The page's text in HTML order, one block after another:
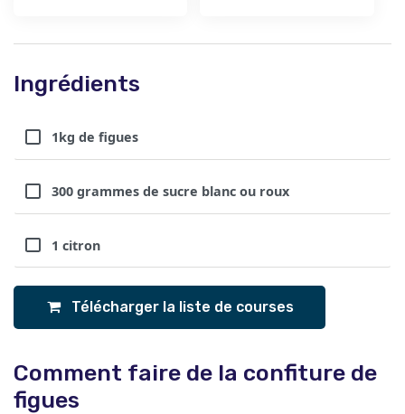
Ingrédients
1kg de figues
300 grammes de sucre blanc ou roux
1 citron
Télécharger la liste de courses
Comment faire de la confiture de
figues